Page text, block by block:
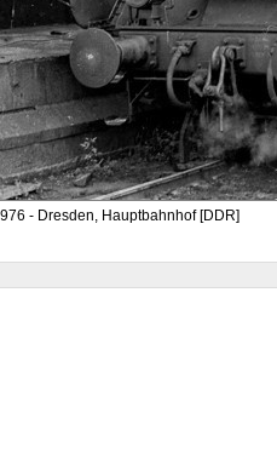
- Dresden, Hauptbahnhof [DDR]